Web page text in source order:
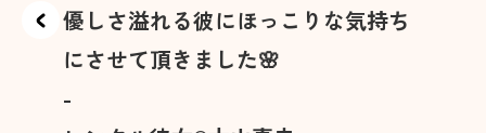
優しさ溢れる彼にほっこりな気持ち
にさせて頂きました🌸
-